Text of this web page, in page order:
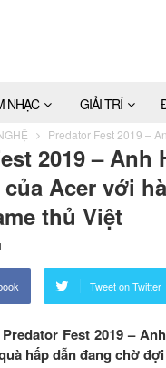
NHẠC GIẢI TRÍ
Predator Fest 2019 –
2019 –
Acer với
thủ Việt
Tweet on Twitter
Fest 2019 –
hấp dẫn đang chờ